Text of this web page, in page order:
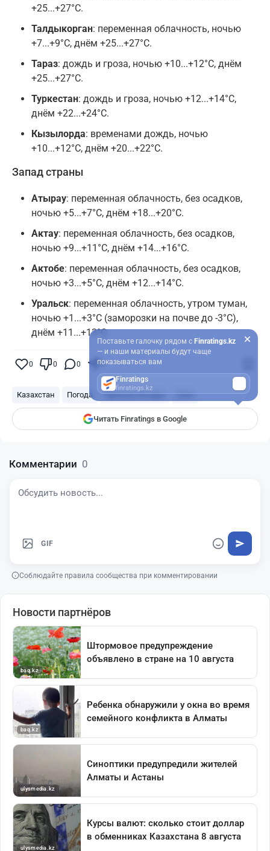
+25...+27°C.
Талдыкорган: переменная облачность, ночью
+7...+9°C, днём +25...+27°C.
Тараз: дождь и гроза, ночью +10...+12°C, днём
+25...+27°C.
Туркестан: дождь и гроза, ночью +12...+14°C,
днём +22...+24°C.
Кызылорда: временами дождь, ночью
+10...+12°C, днём +20...+22°C.
Запад страны
Атырау: переменная облачность, без осадков,
ночью +5...+7°C, днём +18...+20°C.
Актау: переменная облачность, без осадков,
ночью +9...+11°C, днём +14...+16°C.
Актобе: переменная облачность, без осадков,
ночью +3...+5°C, днём +12...+14°C.
Уральск: переменная облачность, утром туман,
ночью +1...+3°C (заморозки на почве до -3°C),
днём +11...+13°C.
0 0 0 0
Казахстан Погода Прогноз Погоды Снег
Читать Finratings в Google
Поставьте галочку рядом с Finratings.kz
— и наши материалы будут чаще
показываться вам
Finratings
finratings.kz
Комментарии 0
GIF
Соблюдайте правила сообщества при комментировании